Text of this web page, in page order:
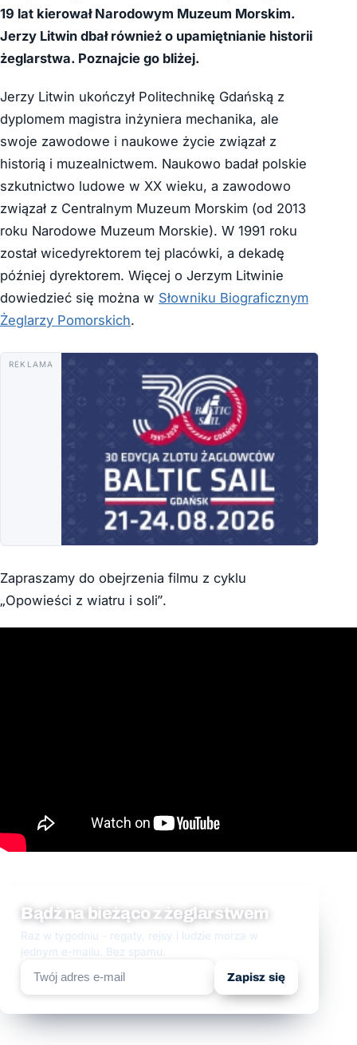
19 lat kierował Narodowym Muzeum Morskim.
Jerzy Litwin dbał również o upamiętnianie historii
żeglarstwa. Poznajcie go bliżej.
Jerzy Litwin ukończył Politechnikę Gdańską z
dyplomem magistra inżyniera mechanika, ale
swoje zawodowe i naukowe życie związał z
historią i muzealnictwem. Naukowo badał polskie
szkutnictwo ludowe w XX wieku, a zawodowo
związał z Centralnym Muzeum Morskim (od 2013
roku Narodowe Muzeum Morskie). W 1991 roku
został wicedyrektorem tej placówki, a dekadę
później dyrektorem. Więcej o Jerzym Litwinie
dowiedzieć się można w Słowniku Biograficznym
Żeglarzy Pomorskich.
REKLAMA
Zapraszamy do obejrzenia filmu z cyklu
„Opowieści z wiatru i soli”.
Bądź na bieżąco z żeglarstwem
Raz w tygodniu - regaty, rejsy i ludzie morza w
jednym e-mailu. Bez spamu.
Zapisz się